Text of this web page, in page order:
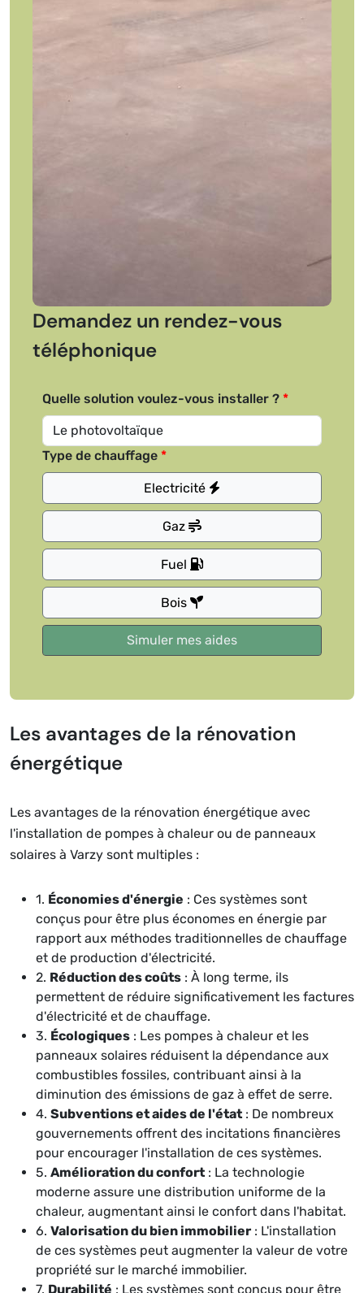
Demandez un rendez-vous
téléphonique
Quelle solution voulez-vous installer ?
Type de chauffage
Electricité
Gaz
Fuel
Bois
Les avantages de la rénovation
énergétique
Les avantages de la rénovation énergétique avec
l'installation de pompes à chaleur ou de panneaux
solaires à Varzy sont multiples :
1. Économies d'énergie : Ces systèmes sont
conçus pour être plus économes en énergie par
rapport aux méthodes traditionnelles de chauffage
et de production d'électricité.
2. Réduction des coûts : À long terme, ils
permettent de réduire significativement les factures
d'électricité et de chauffage.
3. Écologiques : Les pompes à chaleur et les
panneaux solaires réduisent la dépendance aux
combustibles fossiles, contribuant ainsi à la
diminution des émissions de gaz à effet de serre.
4. Subventions et aides de l'état : De nombreux
gouvernements offrent des incitations financières
pour encourager l'installation de ces systèmes.
5. Amélioration du confort : La technologie
moderne assure une distribution uniforme de la
chaleur, augmentant ainsi le confort dans l'habitat.
6. Valorisation du bien immobilier : L'installation
de ces systèmes peut augmenter la valeur de votre
propriété sur le marché immobilier.
7. Durabilité : Les systèmes sont conçus pour être